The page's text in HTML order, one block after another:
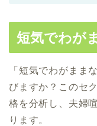
短気でわが
「短気でわがまま
びますか？このセ
格を分析し、夫婦
ります。